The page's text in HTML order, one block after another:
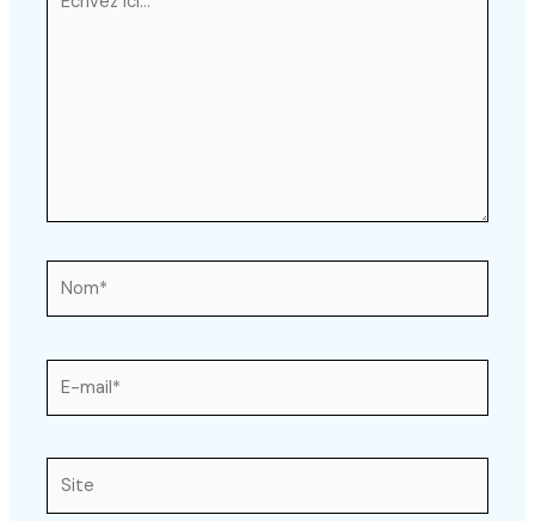
ici…
mail*